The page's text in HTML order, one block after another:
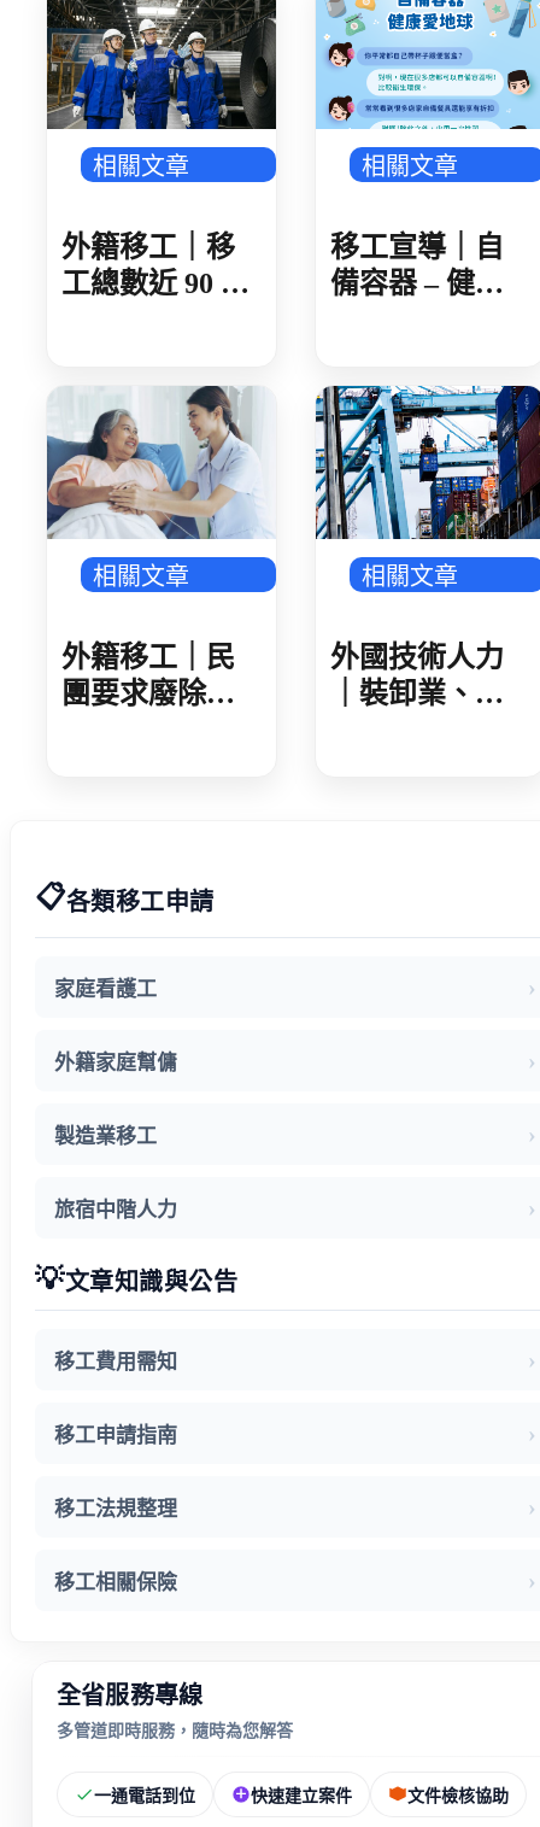
史 遭開罰 1 萬
元
相關文章
外籍移工｜移
工總數近 90 萬
頭 金屬、機械
傳產回溫
相關文章
移工宣導｜自
備容器 – 健康
相關文章
外籍移工｜民
團要求廢除家
相關文章
外國技術人力
｜裝卸業、集
📋各類移工申請
家庭看護工
外籍家庭幫傭
製造業移工
旅宿中階人力
💡文章知識與公告
移工費用需知
移工申請指南
移工法規整理
移工相關保險
全省服務專線
多管道即時服務，隨時為您解答
一通電話到位 快速建立案件 文件檢核協助